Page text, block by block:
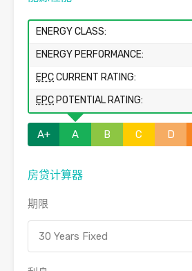
ENERGY CLASS:
ENERGY PERFORMANCE:
EPCCURRENT RATING:
EPC POTENTIAL RATING:
A+ A B C D
房贷计算器
期限
30 Years Fixed